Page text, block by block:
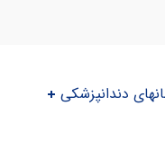
دندانپزشکی